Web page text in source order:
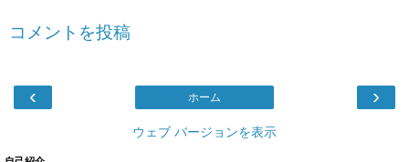
コメントを投稿
‹ ›
ホーム
ウェブ バージョンを表示